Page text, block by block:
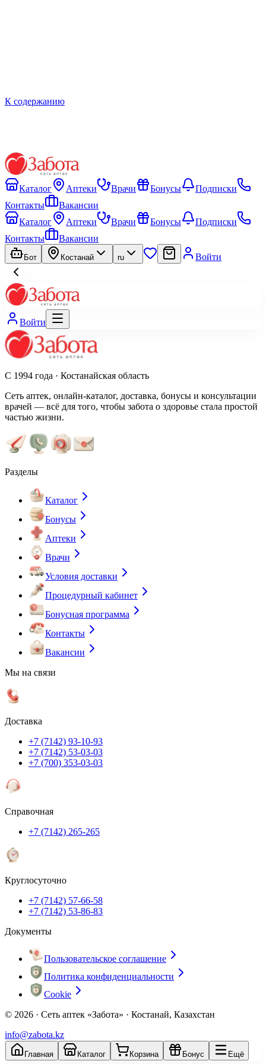
К содержанию
Каталог Аптеки Врачи Бонусы
Подписки
Контакты
Вакансии
Каталог
Аптеки Врачи Бонусы
Подписки
Контакты
Вакансии
Бот Костанай ru Войти
Войти
С 1994 года · Костанайская область
Сеть аптек, онлайн-каталог, доставка, бонусы и консультации
врачей — всё для того, чтобы забота о здоровье стала простой
частью жизни.
Разделы
Каталог
Бонусы
Аптеки
Врачи
Условия доставки
Процедурный кабинет
Бонусная программа
Контакты
Вакансии
Мы на связи
Доставка
+7 (7142) 93-10-93
+7 (7142) 53-03-03
+7 (700) 353-03-03
Справочная
+7 (7142) 265-265
Круглосуточно
+7 (7142) 57-66-58
+7 (7142) 53-86-83
Документы
Пользовательское соглашение
Политика конфиденциальности
Cookie
© 2026 · Сеть аптек «Забота» · Костанай, Казахстан
info@zabota.kz
Главная Каталог Корзина Бонус Ещё